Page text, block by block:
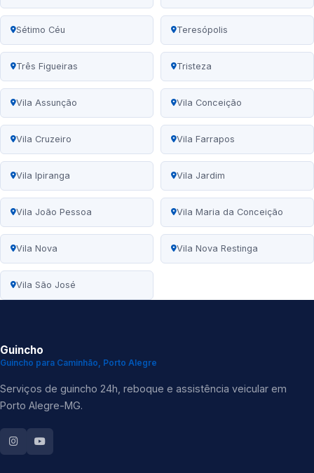
Sétimo Céu Teresópolis
Três Figueiras Tristeza
Vila Assunção Vila Conceição
Vila Cruzeiro Vila Farrapos
Vila Ipiranga Vila Jardim
Vila João Pessoa Vila Maria da Conceição
Vila Nova Vila Nova Restinga
Vila São José
Guincho
Guincho para Caminhão, Porto Alegre
Serviços de guincho 24h, reboque e assistência veicular em
Porto Alegre-MG.